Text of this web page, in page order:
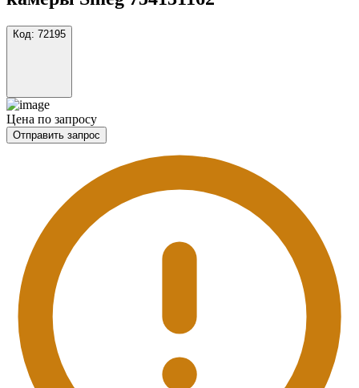
Код: 72195
Цена по запросу
Отправить запрос